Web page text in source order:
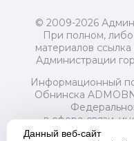
© 2009-2026
При полном, либо
материалов
Администрации
Информационный
Обнинска
в сфере связи,
и массовых
Данный веб-сайт